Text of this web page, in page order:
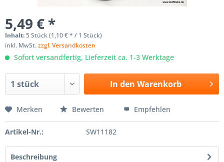
5,49 € *
Inhalt:5 Stück (1,10 € * / 1 Stück)
inkl. MwSt.zzgl. Versandkosten
Sofort versandfertig, Lieferzeit ca. 1-3 Werktage
In den Warenkorb
Merken Bewerten Empfehlen
Artikel-Nr.: SW11182
Beschreibung